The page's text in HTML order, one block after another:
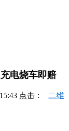
电烧车即赔
点击： 二维